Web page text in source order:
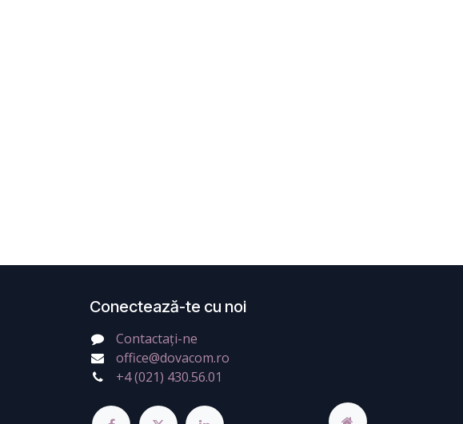
Conectează-te cu noi
Contactați-ne
office@dovacom.ro
+4 (021) 430.56.01